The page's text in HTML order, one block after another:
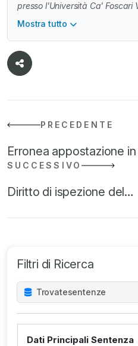
presso l'Università Ca' Foscari
Mostra tutto
PRECEDENTE
Erronea appostazione
SUCCESSIVO
Diritto di ispezione del…
Filtri di Ricerca
Trovatesentenze
Dati Principali Sentenza